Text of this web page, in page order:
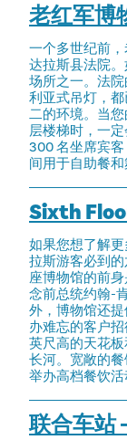
老红军博
一个多世纪前
达拉斯县法院
场所之一。法
利亚式吊灯，
二的环境。当
层楼梯时，一
300 名坐席宾
间用于自助餐和
Sixth
如果您想了解
拉斯游客必到
座博物馆的前
念前总统约翰-
外，博物馆还
办难忘的客户
英尺高的天花
长河。宽敞的
举办高档餐饮活
联合车站